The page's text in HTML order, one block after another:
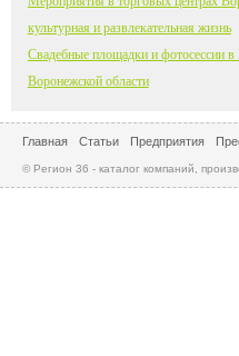
культурная и развлекательная жизнь
Свадебные площадки и фотосессии
Воронежской области
Главная Статьи Предприятия
© Регион 36 - каталог компаний,